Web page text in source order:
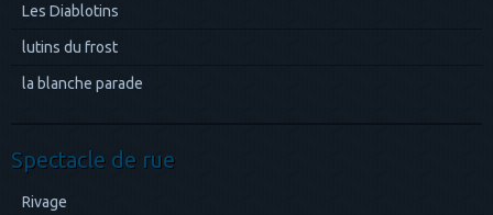
Les Diablotins
lutins du frost
la blanche parade
Spectacle de rue
Rivage